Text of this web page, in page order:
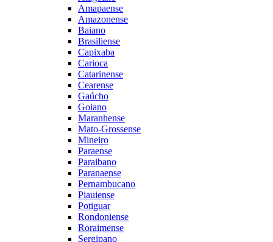
Amapaense
Amazonense
Baiano
Brasiliense
Capixaba
Carioca
Catarinense
Cearense
Gaúcho
Goiano
Maranhense
Mato-Grossense
Mineiro
Paraense
Paraibano
Paranaense
Pernambucano
Piauiense
Potiguar
Rondoniense
Roraimense
Sergipano